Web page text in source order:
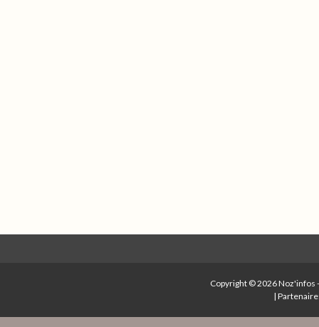
Copyright © 2026Noz'infos
|